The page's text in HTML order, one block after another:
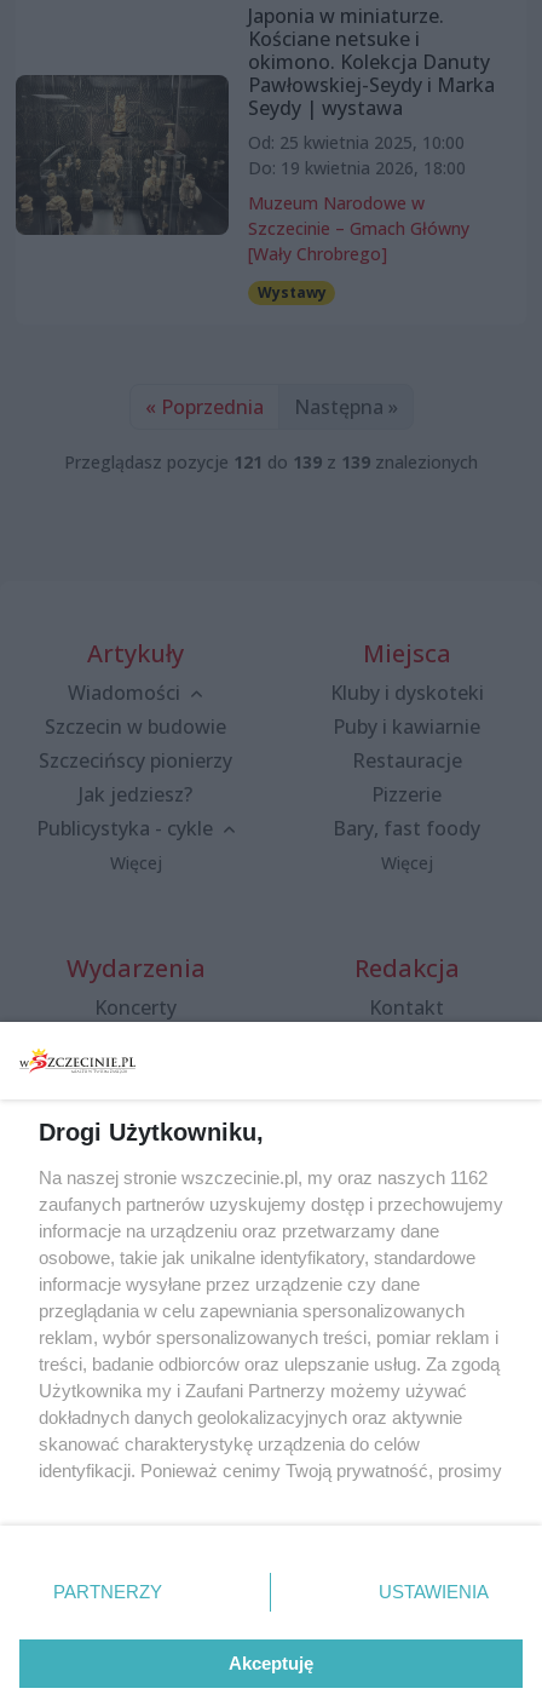
Japonia w miniaturze.
Kościane netsuke i
okimono. Kolekcja Danuty
Pawłowskiej-Seydy i Marka
Seydy | wystawa
Od: 25 kwietnia 2025, 10:00
Do: 19 kwietnia 2026, 18:00
Muzeum Narodowe w
Szczecinie – Gmach Główny
[Wały Chrobrego]
Wystawy
« Poprzednia Następna »
Przeglądasz pozycje 121 do 139 z 139 znalezionych
Artykuły
Wiadomości
Szczecin w budowie
Szczecińscy pionierzy
Jak jedziesz?
Publicystyka - cykle
Więcej
Miejsca
Kluby i dyskoteki
Puby i kawiarnie
Restauracje
Pizzerie
Bary, fast foody
Więcej
Wydarzenia
Koncerty
Spacery i oprowadzania
targi
Wernisaże
Więcej
Redakcja
Kontakt
Specjalny koncert z okazji
20. urodzin portalu
wSzczecinie.pl
Regulamin konkursów
śniadaniówka "Hej
Szczecin! Jest piątek!"
Partnerzy
Praca Szczecin
© 2026 wSzczecinie.pl
Created by GOD
Drogi Użytkowniku,
Na naszej stronie wszczecinie.pl, my oraz naszych 1162
zaufanych partnerów uzyskujemy dostęp i przechowujemy
informacje na urządzeniu oraz przetwarzamy dane
osobowe, takie jak unikalne identyfikatory, standardowe
informacje wysyłane przez urządzenie czy dane
przeglądania w celu zapewniania spersonalizowanych
reklam, wybór spersonalizowanych treści, pomiar reklam i
treści, badanie odbiorców oraz ulepszanie usług. Za zgodą
Użytkownika my i Zaufani Partnerzy możemy używać
dokładnych danych geolokalizacyjnych oraz aktywnie
skanować charakterystykę urządzenia do celów
identyfikacji. Ponieważ cenimy Twoją prywatność, prosimy
prywatności znajdujący się w lewym dolnym rogu strony
. Niektóre rodzaje przetwarzania danych nie wymagają
takiemu przetwarzaniu. Preferencje będą miały
zastosowania tylko na tej witrynie.
PARTNERZY USTAWIENIA
Akceptuję